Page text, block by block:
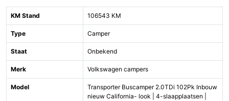
KM Stand 106543 KM
Type Camper
Staat Onbekend
Merk Volkswagen campers
Model
Transporter Buscamper 2.0TDi 102Pk Inbouw
nieuw California- look | 4-slaapplaatsen |